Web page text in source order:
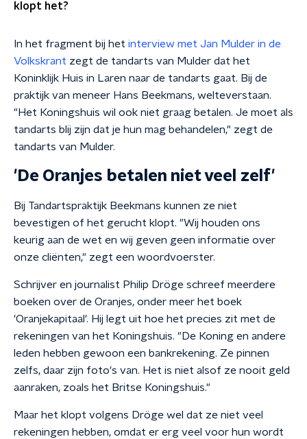
klopt het?
In het fragment bij het interview met Jan Mulder in de
Volkskrant zegt de tandarts van Mulder dat het
Koninklijk Huis in Laren naar de tandarts gaat. Bij de
praktijk van meneer Hans Beekmans, welteverstaan.
"Het Koningshuis wil ook niet graag betalen. Je moet als
tandarts blij zijn dat je hun mag behandelen," zegt de
tandarts van Mulder.
'De Oranjes betalen niet veel zelf'
Bij Tandartspraktijk Beekmans kunnen ze niet
bevestigen of het gerucht klopt. "Wij houden ons
keurig aan de wet en wij geven geen informatie over
onze cliënten," zegt een woordvoerster.
Schrijver en journalist Philip Dröge schreef meerdere
boeken over de Oranjes, onder meer het boek
'Oranjekapitaal'. Hij legt uit hoe het precies zit met de
rekeningen van het Koningshuis. "De Koning en andere
leden hebben gewoon een bankrekening. Ze pinnen
zelfs, daar zijn foto's van. Het is niet alsof ze nooit geld
aanraken, zoals het Britse Koningshuis."
Maar het klopt volgens Dröge wel dat ze niet veel
rekeningen hebben, omdat er erg veel voor hun wordt